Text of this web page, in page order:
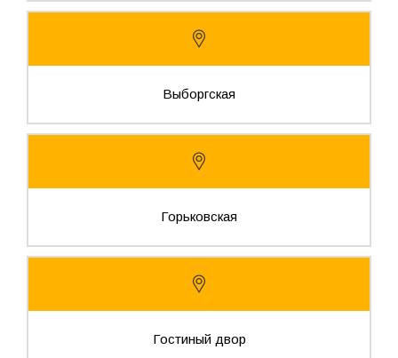
Выборгская
Горьковская
Гостиный двор